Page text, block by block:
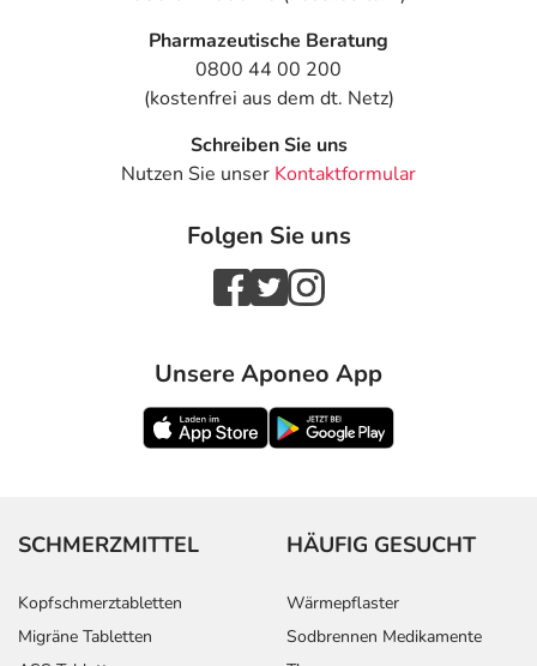
Pharmazeutische Beratung
0800 44 00 200
(kostenfrei aus dem dt. Netz)
Schreiben Sie uns
Nutzen Sie unser Kontaktformular
Folgen Sie uns
Unsere Aponeo App
SCHMERZMITTEL
Kopfschmerztabletten
Migräne Tabletten
HÄUFIG GESUCHT
Wärmepflaster
Sodbrennen Medikamente